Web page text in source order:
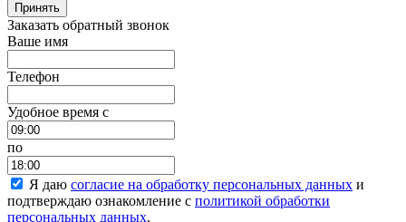
Принять
Заказать обратный звонок
Ваше имя
Телефон
Удобное время c
по
Я даю согласие на обработку персональных данных и
подтверждаю ознакомление с политикой обработки
персональных данных.